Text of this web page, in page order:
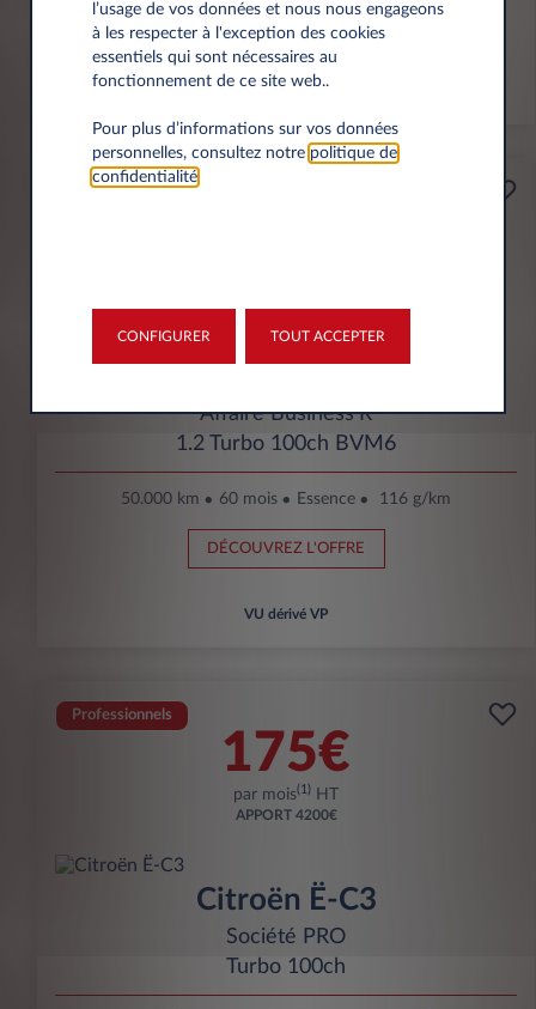
VU
En stock
Professionnels
Affaire Business'R
1.2 Turbo 100ch BVM6
50.000 km 60 mois Essence 116 g/km
DÉCOUVREZ L'OFFRE
VU dérivé VP
Professionnels
175€
par mois(1) HT
APPORT 4200€
Citroën Ë-C3
Société PRO
Turbo 100ch
l’usage de vos données et nous nous engageons
à les respecter à l'exception des cookies
essentiels qui sont nécessaires au
fonctionnement de ce site web..
Pour plus d’informations sur vos données
personnelles, consultez notre politique de
confidentialité.
CONFIGURER TOUT ACCEPTER